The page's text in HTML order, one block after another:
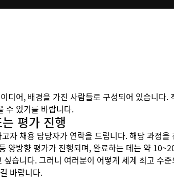
디어, 배경을 가진 사람들로 구성되어 있습니다
수 있기를 바랍니다.
평가 진행
자 채용 담당자가 연락을 드립니다. 해당 과정
양방향 평가가 진행되며, 완료하는 데는 약
습니다. 그러니 여러분이 어떻게 세계 최고 수
바랍니다.